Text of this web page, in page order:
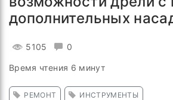
дополнительных
5105 0
Время чтения 6 минут
РЕМОНТ ИНСТРУМЕНТЫ